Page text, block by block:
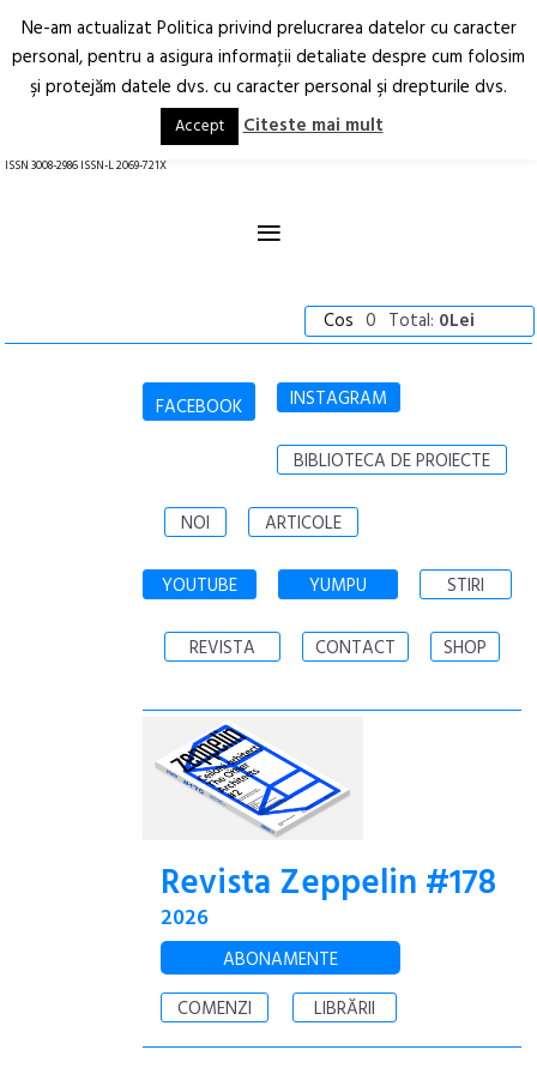
Arhitectură.
Oraș.
RO EN
ISSN 3008-2986 ISSN-L 2069-721X
≡
Cos 0 Total: 0Lei
FACEBOOK INSTAGRAM
BIBLIOTECA DE PROIECTE
NOI ARTICOLE
YOUTUBE YUMPU STIRI
REVISTA CONTACT SHOP
Revista Zeppelin #178
2026
ABONAMENTE
COMENZI
LIBRĂRII
Ne-am actualizat Politica privind prelucrarea datelor cu caracter
personal, pentru a asigura informaţii detaliate despre cum folosim
şi protejăm datele dvs. cu caracter personal şi drepturile dvs.
Accept Citeste mai mult